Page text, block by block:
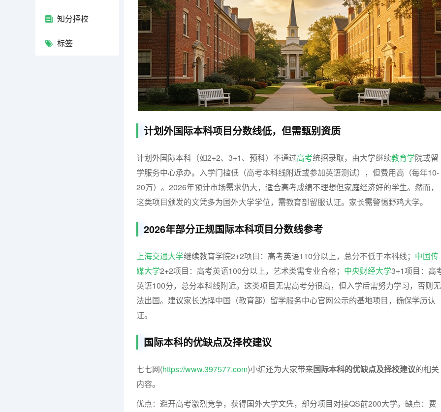
知分择校
标签
计划外国际本科项目分数线低，但需甄别资质
计划外国际本科（如2+2、3+1、预科）不通过高考统招录取，由大学继续教育学院或留
学服务中心承办。入学门槛低（高考本科线附近或参加英语测试），但费用高（每年10-
20万）。2026年预计市场需求仍大，适合高考成绩不理想但家庭经济好的学生。然而，
这类项目颁发的文凭多为国外大学学位，需教育部留服认证。家长需警惕野鸡大学。
2026年部分正规国际本科项目分数线参考
上海交通大学继续教育学院2+2项目：高考英语110分以上，总分不低于本科线； 中国传
媒大学2+2项目：高考英语100分以上，艺术类需专业合格； 中央财经大学3+1项目：高
英语100分，总分本科线附近。这类项目无需高考分很高，但入学后需努力学习，否则无
法出国。建议家长选择中国（教育部）留学服务中心官网公示的基地项目，确保学历认
证。
国际本科的优缺点及择校建议
七七网(https://www.397577.com)小编还为大家带来国际本科的优缺点及择校建议的相关
内容。
优点：避开高考激烈竞争，获得国外大学文凭，部分项目对接QS前200大学。缺点：费